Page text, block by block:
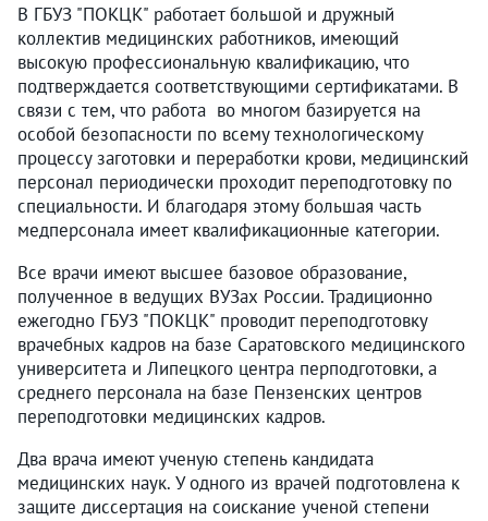
В ГБУЗ "ПОКЦК" работает большой и дружный
коллектив медицинских работников, имеющий
высокую профессиональную квалификацию, что
подтверждается соответствующими сертификатами. В
связи с тем, что работа во многом базируется на
особой безопасности по всему технологическому
процессу заготовки и переработки крови, медицинский
персонал периодически проходит переподготовку по
специальности. И благодаря этому большая часть
медперсонала имеет квалификационные категории.
Все врачи имеют высшее базовое образование,
полученное в ведущих ВУЗах России. Традиционно
ежегодно ГБУЗ "ПОКЦК" проводит переподготовку
врачебных кадров на базе Саратовского медицинского
университета и Липецкого центра перподготовки, а
среднего персонала на базе Пензенских центров
переподготовки медицинских кадров.
Два врача имеют ученую степень кандидата
медицинских наук. У одного из врачей подготовлена к
защите диссертация на соискание ученой степени